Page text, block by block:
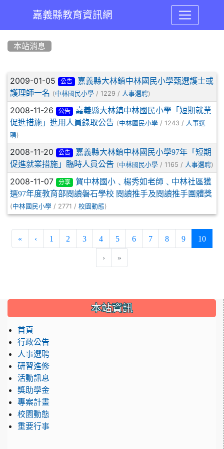
嘉義縣教育資訊網
本站消息
文章列表
2009-01-05 公告
嘉義縣大林鎮中林國民小學甄選護士或
護理師一名 (中林國民小學 / 1229 / 人事選聘)
2008-11-26 公告
嘉義縣大林鎮中林國民小學「短期就業
促進措施」進用人員錄取公告 (中林國民小學 / 1243 / 人事選
聘)
2008-11-20 公告
嘉義縣大林鎮中林國民小學97年「短期
促進就業措施」臨時人員公告 (中林國民小學 / 1165 / 人事選聘)
2008-11-07 分享
賀中林國小﹑楊秀如老師﹑中林社區獲
選97年度教育部閱讀磐石學校 閱讀推手及閱讀推手團體獎
(中林國民小學 / 2771 / 校園動態)
« ‹ 1 2 3 4 5 6 7 8 9 10
› »
::: 本站資訊
首頁
行政公告
人事選聘
研習進修
活動訊息
獎助學金
專案計畫
校園動態
重要行事